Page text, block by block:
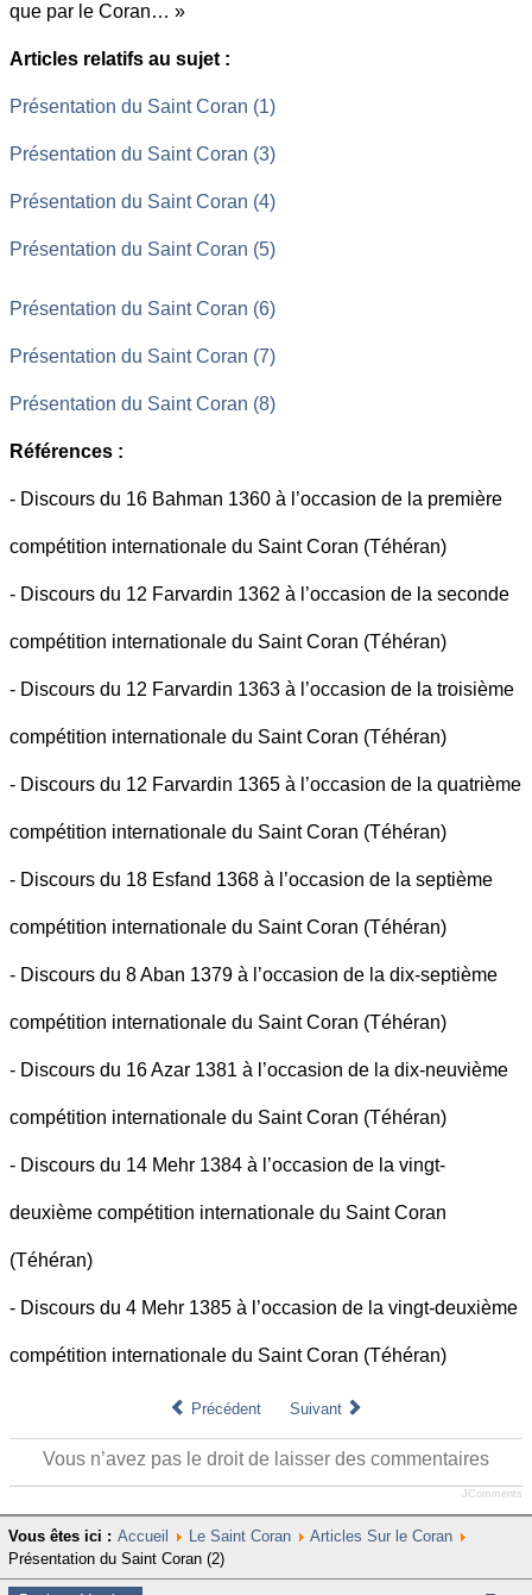
que par le Coran… »
Articles relatifs au sujet :
Présentation du Saint Coran (1)
Présentation du Saint Coran (3)
Présentation du Saint Coran (4)
Présentation du Saint Coran (5)
Présentation du Saint Coran (6)
Présentation du Saint Coran (7)
Présentation du Saint Coran (8)
Références :
- Discours du 16 Bahman 1360 à l’occasion de la première
compétition internationale du Saint Coran (Téhéran)
- Discours du 12 Farvardin 1362 à l’occasion de la seconde
compétition internationale du Saint Coran (Téhéran)
- Discours du 12 Farvardin 1363 à l’occasion de la troisième
compétition internationale du Saint Coran (Téhéran)
- Discours du 12 Farvardin 1365 à l’occasion de la quatrième
compétition internationale du Saint Coran (Téhéran)
- Discours du 18 Esfand 1368 à l’occasion de la septième
compétition internationale du Saint Coran (Téhéran)
- Discours du 8 Aban 1379 à l’occasion de la dix-septième
compétition internationale du Saint Coran (Téhéran)
- Discours du 16 Azar 1381 à l’occasion de la dix-neuvième
compétition internationale du Saint Coran (Téhéran)
- Discours du 14 Mehr 1384 à l’occasion de la vingt-
deuxième compétition internationale du Saint Coran
(Téhéran)
- Discours du 4 Mehr 1385 à l’occasion de la vingt-deuxième
compétition internationale du Saint Coran (Téhéran)
Précédent Suivant
Vous n’avez pas le droit de laisser des commentaires
JComments
Vous êtes ici : Accueil Le Saint Coran
Articles Sur le Coran
Présentation du Saint Coran (2)